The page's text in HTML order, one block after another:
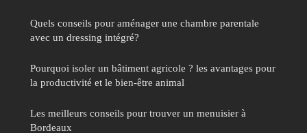
Quels conseils pour aménager une chambre parentale
avec un dressing intégré?
Pourquoi isoler un bâtiment agricole ? les avantages pour
la productivité et le bien-être animal
Les meilleurs conseils pour trouver un menuisier à
Bordeaux